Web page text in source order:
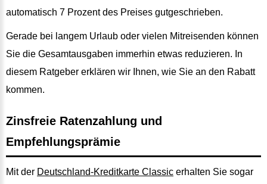
automatisch 7 Prozent des Preises gutgeschrieben.
Gerade bei langem Urlaub oder vielen Mitreisenden können
Sie die Gesamtausgaben immerhin etwas reduzieren. In
diesem Ratgeber erklären wir Ihnen, wie Sie an den Rabatt
kommen.
Zinsfreie Ratenzahlung und
Empfehlungsprämie
Mit der Deutschland-Kreditkarte Classic erhalten Sie sogar